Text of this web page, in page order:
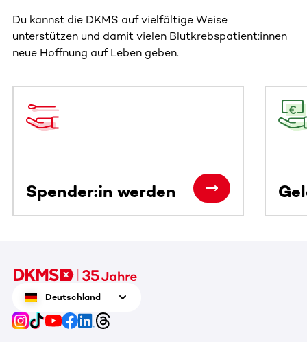
Du kannst die DKMS auf vielfältige Weise
unterstützen und damit vielen Blutkrebspatient:innen
neue Hoffnung auf Leben geben.
Spender:in werden
Deutschland